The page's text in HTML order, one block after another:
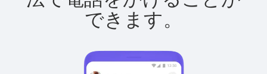
できます。